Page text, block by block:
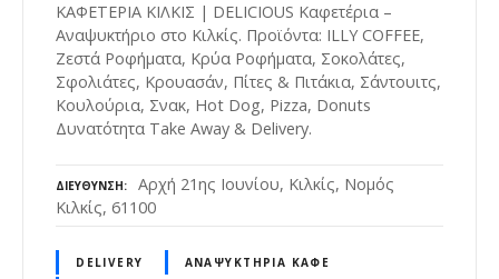
ΚΑΦΕΤΕΡΙΑ ΚΙΛΚΙΣ | DELICIOUS Καφετέρια –
Αναψυκτήριο στο Κιλκίς. Προϊόντα: ILLY COFFEE,
Ζεστά Ροφήματα, Κρύα Ροφήματα, Σοκολάτες,
Σφολιάτες, Κρουασάν, Πίτες & Πιτάκια, Σάντουιτς,
Κουλούρια, Σνακ, Hot Dog, Pizza, Donuts
Δυνατότητα Take Away & Delivery.
ΔΙΕΎΘΥΝΣΗ
Αρχή 21ης Ιουνίου, Κιλκίς, Νομός
Κιλκίς, 61100
DELIVERY
ΑΝΑΨΥΚΤΉΡΙΑ ΚΑΦΈ